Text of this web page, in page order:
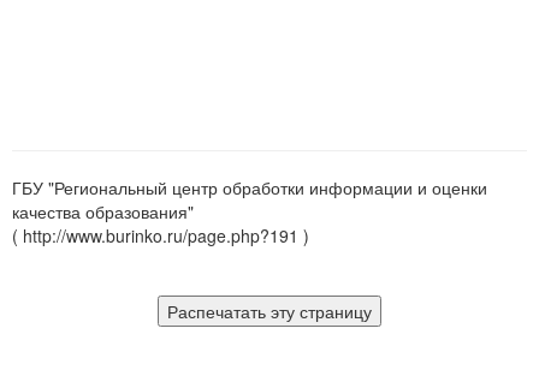
ГБУ "Региональный центр обработки информации и оценки
качества образования"
( http://www.burinko.ru/page.php?191 )